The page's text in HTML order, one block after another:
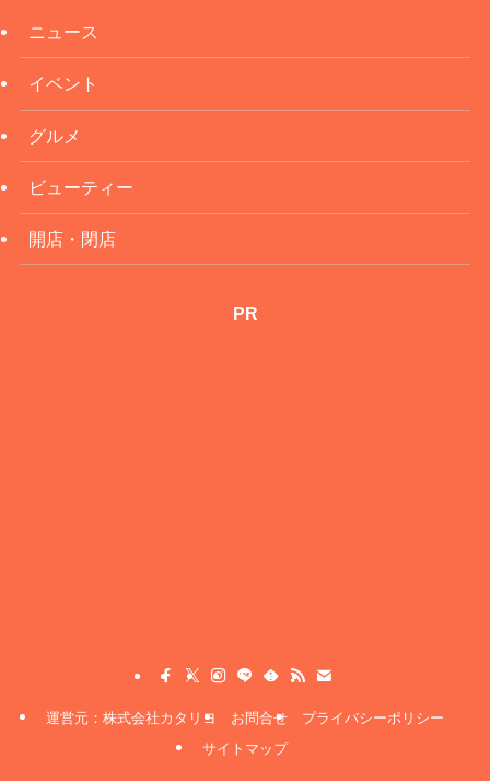
ニュース
イベント
グルメ
ビューティー
開店・閉店
PR
運営元：株式会社カタリヨ お問合せ
プライバシーポリシー
サイトマップ